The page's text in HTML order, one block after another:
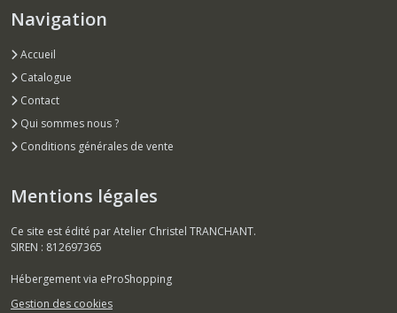
Navigation
Accueil
Catalogue
Contact
Qui sommes nous ?
Conditions générales de vente
Mentions légales
Ce site est édité par Atelier Christel TRANCHANT.
SIREN : 812697365
Hébergement via eProShopping
Gestion des cookies